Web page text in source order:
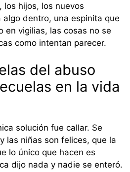
los hijos, los nuevos
algo dentro, una espinita que
en vigilias, las cosas no se
como intentan parecer.
del abuso
en la vida
solución fue callar. Se
las niñas son felices, que la
lo único que hacen es
dijo nada y nadie se enteró.